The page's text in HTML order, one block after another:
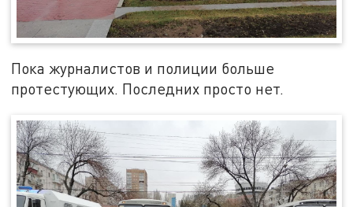
Пока журналистов и полиции больше
протестующих. Последних просто нет.